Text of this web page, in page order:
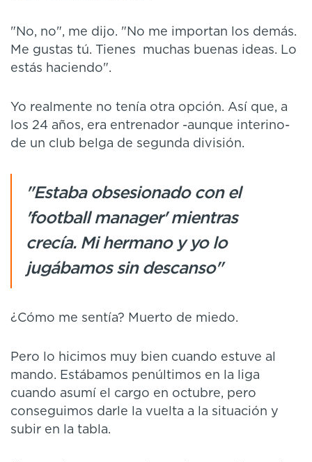
"No, no", me dijo. "No me importan los demás.
Me gustas tú. Tienes muchas buenas ideas. Lo
estás haciendo".
Yo realmente no tenía otra opción. Así que, a
los 24 años, era entrenador -aunque interino-
de un club belga de segunda división.
"Estaba obsesionado con el
'football manager' mientras
crecía. Mi hermano y yo lo
jugábamos sin descanso"
¿Cómo me sentía? Muerto de miedo.
Pero lo hicimos muy bien cuando estuve al
mando. Estábamos penúltimos en la liga
cuando asumí el cargo en octubre, pero
conseguimos darle la vuelta a la situación y
subir en la tabla.